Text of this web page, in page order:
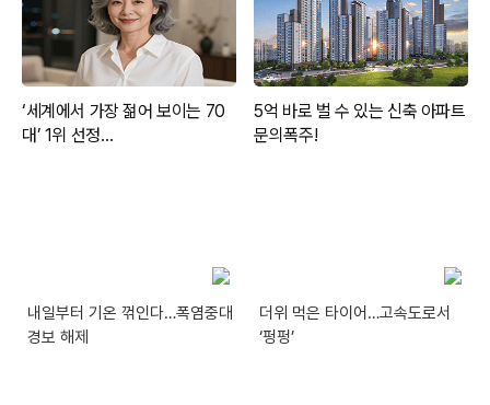
내일부터 기온 꺾인다…폭염중대
경보 해제
더위 먹은 타이어…고속도로서
‘펑펑’